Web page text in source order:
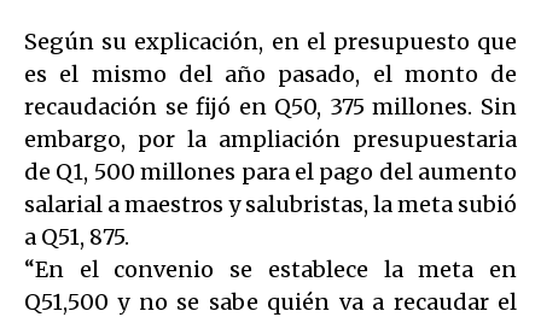
Según su explicación, en el presupuesto que
es el mismo del año pasado, el monto de
recaudación se fijó en Q50, 375 millones. Sin
embargo, por la ampliación presupuestaria
de Q1, 500 millones para el pago del aumento
salarial a maestros y salubristas, la meta subió
a Q51, 875.
“En el convenio se establece la meta en
Q51,500 y no se sabe quién va a recaudar el